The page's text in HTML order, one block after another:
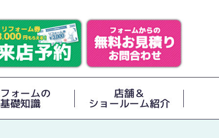
ォームの
基礎知識
店舗＆
ショールーム紹介